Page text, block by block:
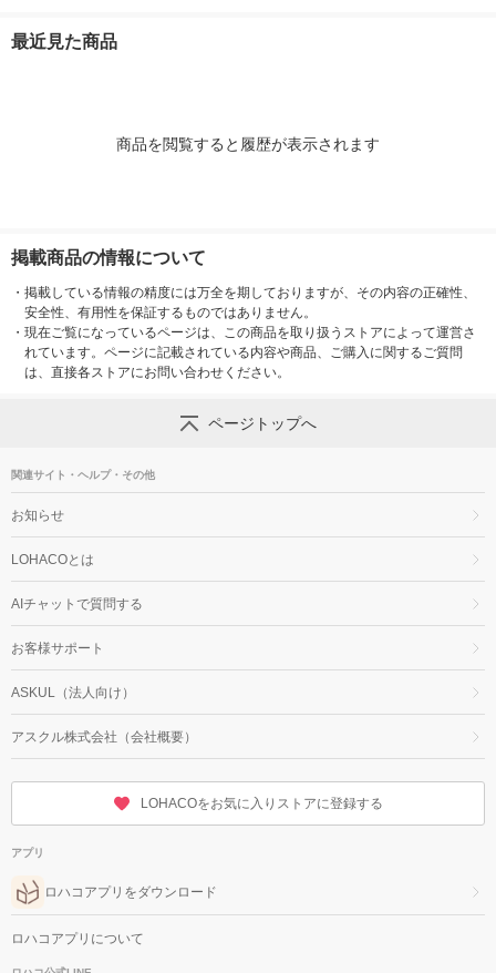
料) 時短 大塚食品
最近見た商品
商品を閲覧すると履歴が表示されます
掲載商品の情報について
・ 掲載している情報の精度には万全を期しておりますが、その内容の正確性、
安全性、有用性を保証するものではありません。
・ 現在ご覧になっているページは、この商品を取り扱うストアによって運営さ
れています。ページに記載されている内容や商品、ご購入に関するご質問
は、直接各ストアにお問い合わせください。
ページトップへ
関連サイト・ヘルプ・その他
お知らせ
LOHACOとは
AIチャットで質問する
お客様サポート
ASKUL（法人向け）
アスクル株式会社（会社概要）
LOHACOをお気に入りストアに登録する
アプリ
ロハコアプリをダウンロード
ロハコアプリについて